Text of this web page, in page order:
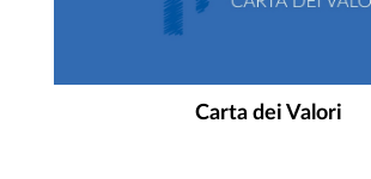
Carta dei Valori